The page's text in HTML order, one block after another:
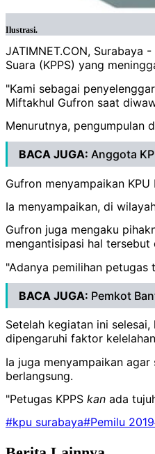
Ilustrasi.
JATIMNET.CON, Surabaya
Suara (KPPS) yang
"Kami sebagai
Miftakhul Gufron saat
Menurutnya, pengumpulan
BACA JUGA: Anggota
Gufron menyampaikan
Ia menyampaikan, di
Gufron juga mengaku
mengantisipasi hal tersebut
"Adanya pemilihan petugas
BACA JUGA: Pemkot
Setelah kegiatan ini
dipengaruhi faktor
Ia juga menyampaikan
berlangsung.
"Petugas KPPS kan ada
#kpu surabaya#Pemilu 2019